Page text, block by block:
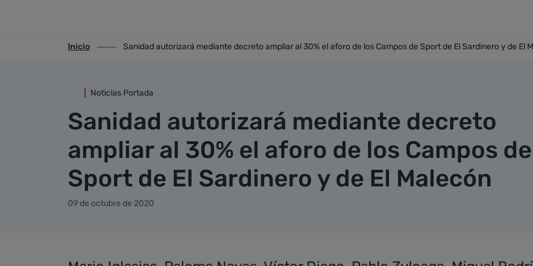
ir-a inicio
Inicio
ir-a Sanidad autorizará mediante decreto ampliar al 30% el aforo de los Campos de Sport de El
Sanidad autorizará mediante decreto ampliar al 30% el aforo de los Campos de Sport de El Sardinero y de El
Noticias Portada
Sanidad autorizará mediante decreto
ampliar al 30% el aforo de los Campos de
Sport de El Sardinero y de El Malecón
09 de octubre de 2020